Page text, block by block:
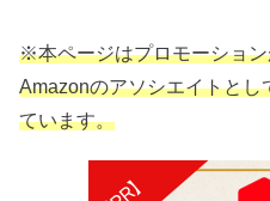
※本ページはプロモーショ
Amazonのアソシエイトと
ています。